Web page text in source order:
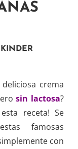
crema
sin lactosa?
receta! Se
famosas
con